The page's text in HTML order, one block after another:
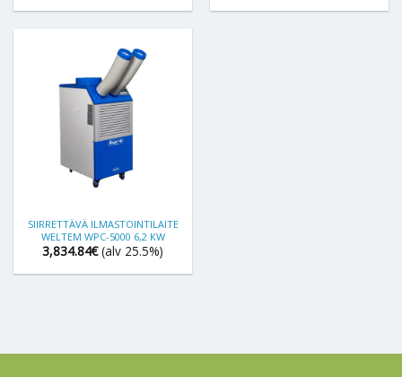
SIIRRETTÄVÄ ILMASTOINTILAITE
WELTEM WPC-5000 6,2 KW
3,834.84€ (alv 25.5%)